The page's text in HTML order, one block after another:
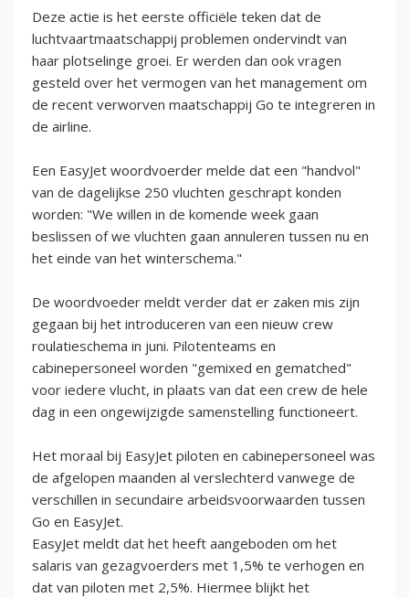
Deze actie is het eerste officiële teken dat de
luchtvaartmaatschappij problemen ondervindt van
haar plotselinge groei. Er werden dan ook vragen
gesteld over het vermogen van het management om
de recent verworven maatschappij Go te integreren in
de airline.
Een EasyJet woordvoerder melde dat een "handvol"
van de dagelijkse 250 vluchten geschrapt konden
worden: "We willen in de komende week gaan
beslissen of we vluchten gaan annuleren tussen nu en
het einde van het winterschema."
De woordvoeder meldt verder dat er zaken mis zijn
gegaan bij het introduceren van een nieuw crew
roulatieschema in juni. Pilotenteams en
cabinepersoneel worden "gemixed en gematched"
voor iedere vlucht, in plaats van dat een crew de hele
dag in een ongewijzigde samenstelling functioneert.
Het moraal bij EasyJet piloten en cabinepersoneel was
de afgelopen maanden al verslechterd vanwege de
verschillen in secundaire arbeidsvoorwaarden tussen
Go en EasyJet.
EasyJet meldt dat het heeft aangeboden om het
salaris van gezagvoerders met 1,5% te verhogen en
dat van piloten met 2,5%. Hiermee blijkt het